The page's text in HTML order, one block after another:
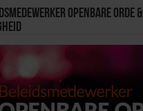
Openbare Orde &